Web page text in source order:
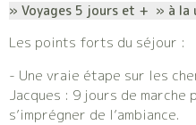
» Voyages 5 jours et + » à la
Les points forts du séjour :
- Une vraie étape sur les
Jacques : 9 jours de marche
s’imprégner de l’ambiance.